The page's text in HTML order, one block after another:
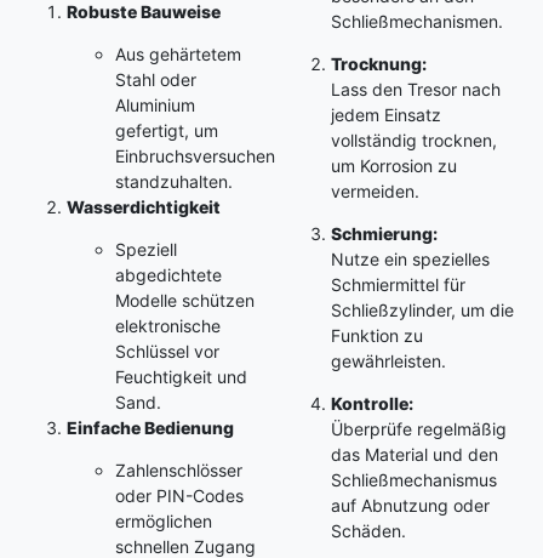
Robuste Bauweise
Aus gehärtetem
Stahl oder
Aluminium
gefertigt, um
Einbruchsversuchen
standzuhalten.
Wasserdichtigkeit
Speziell
abgedichtete
Modelle schützen
elektronische
Schlüssel vor
Feuchtigkeit und
Sand.
Einfache Bedienung
Zahlenschlösser
oder PIN-Codes
ermöglichen
schnellen Zugang
Schließmechanismen.
Trocknung:
Lass den Tresor nach
jedem Einsatz
vollständig trocknen,
um Korrosion zu
vermeiden.
Schmierung:
Nutze ein spezielles
Schmiermittel für
Schließzylinder, um die
Funktion zu
gewährleisten.
Kontrolle:
Überprüfe regelmäßig
das Material und den
Schließmechanismus
auf Abnutzung oder
Schäden.